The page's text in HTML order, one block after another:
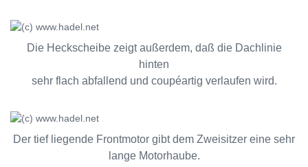
Die Heckscheibe zeigt außerdem, daß die Dachlinie
hinten
sehr flach abfallend und coupéartig verlaufen wird.
Der tief liegende Frontmotor gibt dem Zweisitzer eine sehr
lange Motorhaube.